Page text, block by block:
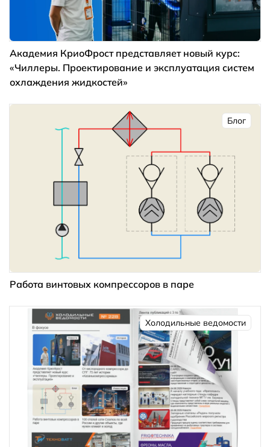
Академия КриоФрост представляет новый курс:
«Чиллеры. Проектирование и эксплуатация систем
охлаждения жидкостей»
Блог
Работа винтовых компрессоров в паре
Холодильные ведомости